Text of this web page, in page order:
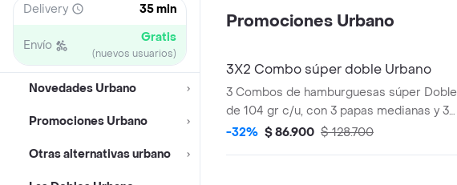
Delivery 35 min
Envío Gratis
(nuevos usuarios)
Novedades Urbano
Promociones Urbano
Otras alternativas urbano
brioche.
Promociones Urbano
3X2 Combo súper doble Urbano
3 Combos de hamburguesas súper Doble
de 104 gr c/u, con 3 papas medianas y 3
bebidas de 400 ml.
-32% $ 86.900 $ 128.700